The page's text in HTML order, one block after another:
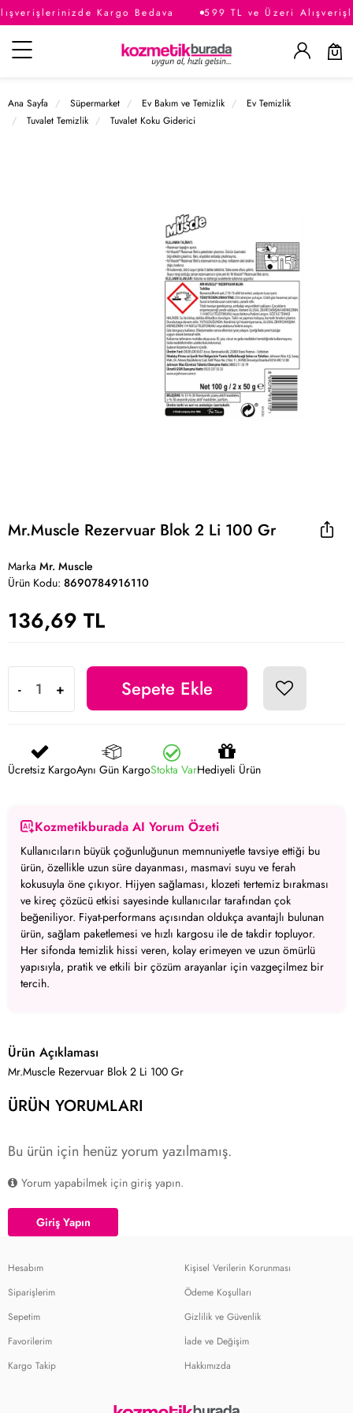
Kargo Bedava 599 TL ve Üzeri
Kategoriler
Ana Sayfa Süpermarket Ev Bakım ve Temizlik
Ev Temizlik
Tuvalet Temizlik
Tuvalet Koku Giderici
Mr.Muscle Rezervuar Blok 2 Li 100 Gr
Marka Mr. Muscle
Ürün Kodu: 8690784916110
136,69 TL
- + Sepete Ekle
Ücretsiz KargoAynı Gün KargoStokta VarHediyeli Ürün
Kozmetikburada AI Yorum Özeti
Kullanıcıların büyük çoğunluğunun memnuniyetle tavsiye ettiği bu
ürün, özellikle uzun süre dayanması, masmavi suyu ve ferah
kokusuyla öne çıkıyor. Hijyen sağlaması, klozeti tertemiz bırakması
ve kireç çözücü etkisi sayesinde kullanıcılar tarafından çok
beğeniliyor. Fiyat-performans açısından oldukça avantajlı bulunan
ürün, sağlam paketlemesi ve hızlı kargosu ile de takdir topluyor.
Her sifonda temizlik hissi veren, kolay erimeyen ve uzun ömürlü
yapısıyla, pratik ve etkili bir çözüm arayanlar için vazgeçilmez bir
tercih.
Ürün Açıklaması
Mr.Muscle Rezervuar Blok 2 Li 100 Gr
ÜRÜN YORUMLARI
Bu ürün için henüz yorum yazılmamış.
Yorum yapabilmek için giriş yapın.
Giriş Yapın
Hesabım
Siparişlerim
Sepetim
Favorilerim
Kargo Takip
Kişisel Verilerin Korunması
Ödeme Koşulları
Gizlilik ve Güvenlik
İade ve Değişim
Hakkımızda